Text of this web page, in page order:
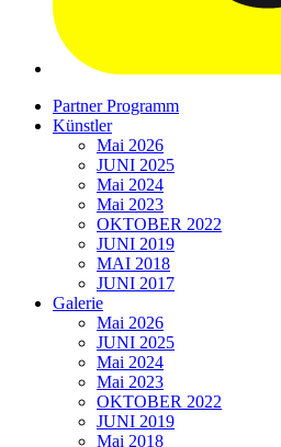
Partner Programm
Künstler
Mai 2026
JUNI 2025
Mai 2024
Mai 2023
OKTOBER 2022
JUNI 2019
MAI 2018
JUNI 2017
Galerie
Mai 2026
JUNI 2025
Mai 2024
Mai 2023
OKTOBER 2022
JUNI 2019
Mai 2018